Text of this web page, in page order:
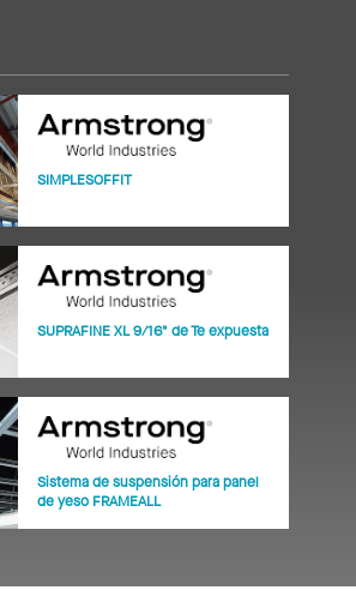
SIMPLESOFFIT
SUPRAFINE XL 9/16" de Te expuesta
Sistema de suspensión para panel
de yeso FRAMEALL